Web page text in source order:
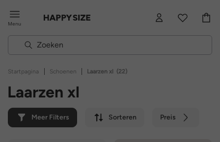
Menu
Startpagina | Schoenen | Laarzen xl (22)
Laarzen xl
Meer Filters Sorteren Preis